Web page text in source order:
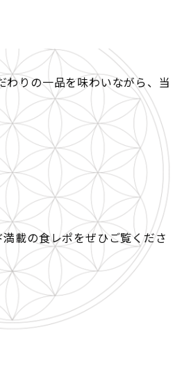
りの一品を味わいながら、当
載の食レポをぜひご覧くださ